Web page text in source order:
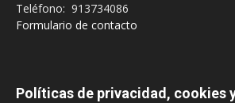
Teléfono: 913734086
Formulario de contacto
Políticas de privacidad, cookies